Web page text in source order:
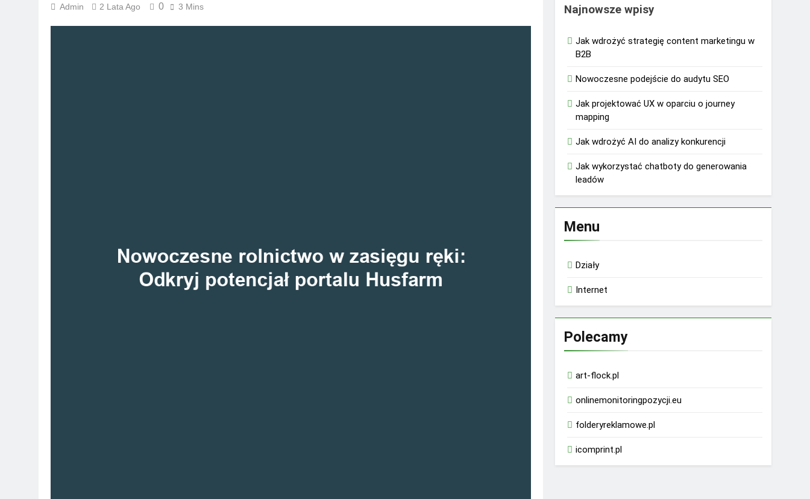
Admin 2 Lata Ago 0 3 Mins Najnowsze wpisy
Jak wdrożyć strategię content marketingu w
B2B
Nowoczesne podejście do audytu SEO
Jak projektować UX w oparciu o journey
mapping
Jak wdrożyć AI do analizy konkurencji
Jak wykorzystać chatboty do generowania
leadów
Menu
Działy
Internet
Polecamy
art-flock.pl
onlinemonitoringpozycji.eu
folderyreklamowe.pl
icomprint.pl